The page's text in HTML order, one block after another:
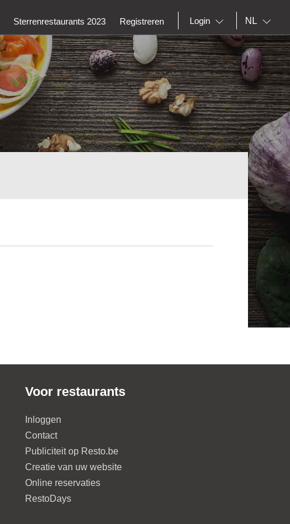
Sterrenrestaurants 2023 Registreren Login NL
Voor restaurants
Inloggen
Contact
Publiciteit op Resto.be
Creatie van uw website
Online reservaties
RestoDays